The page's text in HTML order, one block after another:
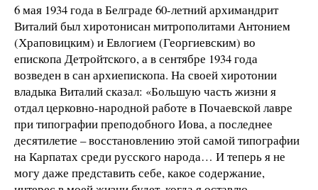
6 мая 1934 года в Белграде 60-летний архимандрит
Виталий был хиротонисан митрополитами Антонием
(Храповицким) и Евлогием (Георгиевским) во
епископа Детройтского, а в сентябре 1934 года
возведен в сан архиепископа. На своей хиротонии
владыка Виталий сказал: «Большую часть жизни я
отдал церковно-народной работе в Почаевской лавре
при типографии преподобного Иова, а последнее
десятилетие – восстановлению этой самой типографии
на Карпатах среди русского народа… И теперь я не
могу даже представить себе, какое содержание,